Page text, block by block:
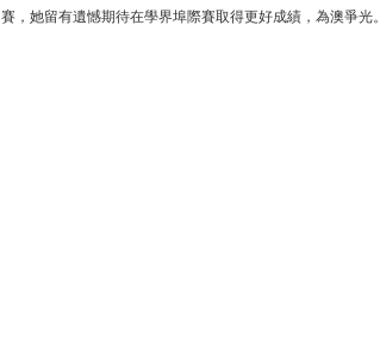
賽，她留有遺憾期待在學界埠際賽取得更好成績，為澳爭光。